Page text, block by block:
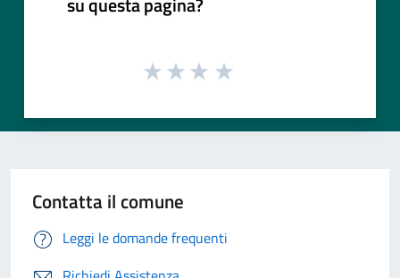
Contatta il comune
Leggi le domande frequenti